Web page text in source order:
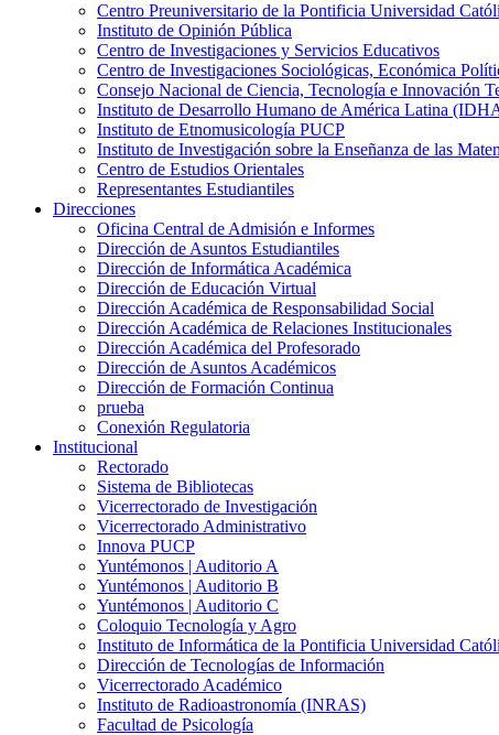
Centro Preuniversitario de la Pontificia Universidad
Instituto de Opinión Pública
Centro de Investigaciones y Servicios Educativos
Centro de Investigaciones Sociológicas, Económica
Consejo Nacional de Ciencia, Tecnología e Innovación
Instituto de Desarrollo Humano de América Latina
Instituto de Etnomusicología PUCP
Instituto de Investigación sobre la Enseñanza de las
Centro de Estudios Orientales
Representantes Estudiantiles
Direcciones
Oficina Central de Admisión e Informes
Dirección de Asuntos Estudiantiles
Dirección de Informática Académica
Dirección de Educación Virtual
Dirección Académica de Responsabilidad Social
Dirección Académica de Relaciones Institucionales
Dirección Académica del Profesorado
Dirección de Asuntos Académicos
Dirección de Formación Continua
prueba
Conexión Regulatoria
Institucional
Rectorado
Sistema de Bibliotecas
Vicerrectorado de Investigación
Vicerrectorado Administrativo
Innova PUCP
Yuntémonos | Auditorio A
Yuntémonos | Auditorio B
Yuntémonos | Auditorio C
Coloquio Tecnología y Agro
Instituto de Informática de la Pontificia Universidad
Dirección de Tecnologías de Información
Vicerrectorado Académico
Instituto de Radioastronomía (INRAS)
Facultad de Psicología